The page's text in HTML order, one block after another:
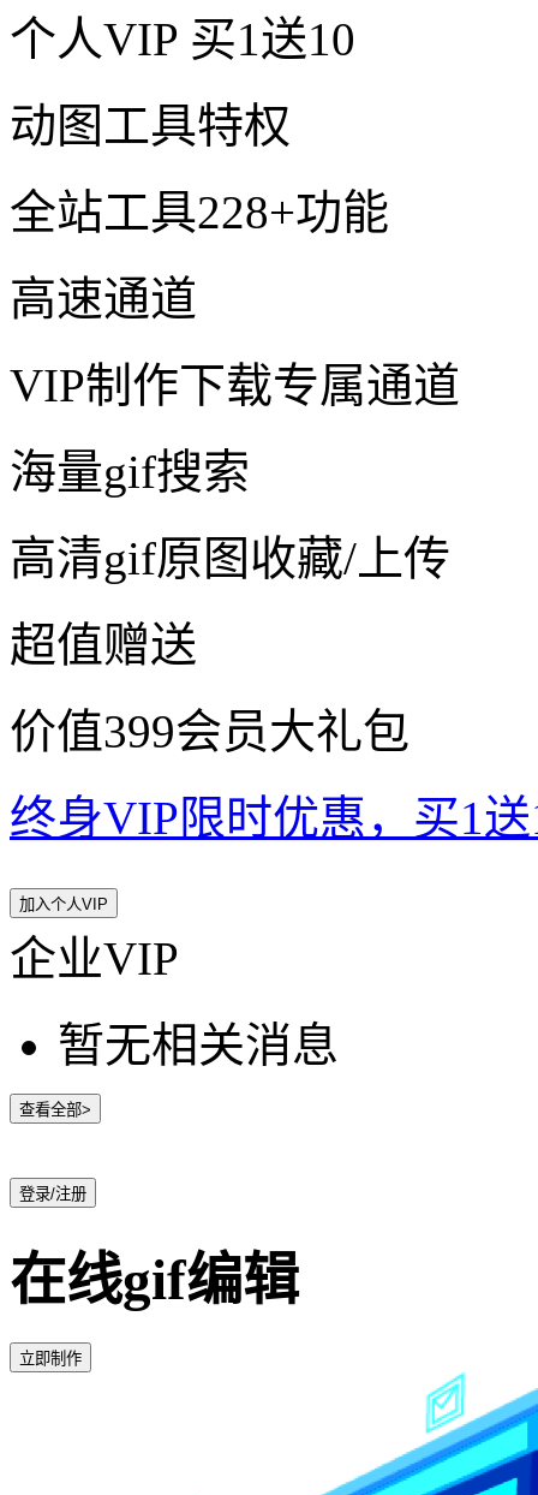
个人VIP 买1送10
动图工具特权
全站工具228+功能
高速通道
VIP制作下载专属通道
海量gif搜索
高清gif原图收藏/上传
超值赠送
价值399会员大礼包
终身VIP限时优惠，买1
加入个人VIP
企业VIP
暂无相关消息
查看全部>
登录/注册
在线gif编辑
立即制作